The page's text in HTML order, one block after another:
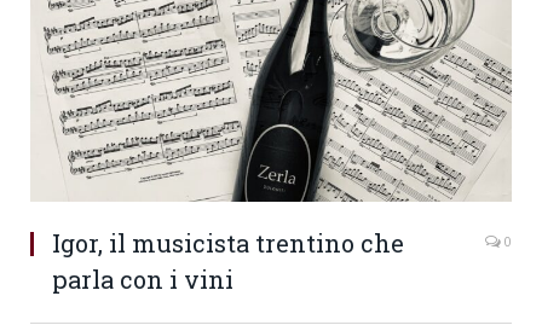
Igor, il musicista trentino che
parla con i vini
0